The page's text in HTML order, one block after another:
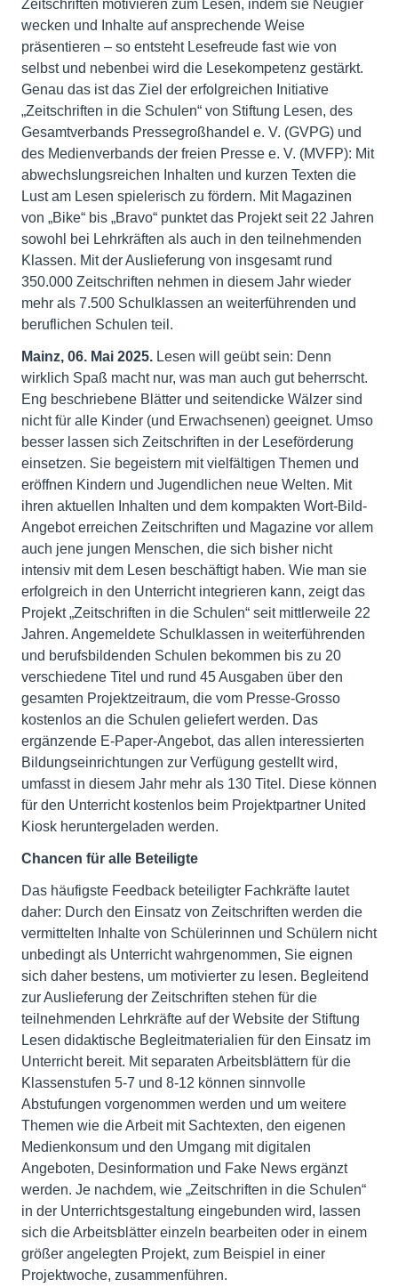
Zeitschriften motivieren zum Lesen, indem sie Neugier
wecken und Inhalte auf ansprechende Weise
präsentieren – so entsteht Lesefreude fast wie von
selbst und nebenbei wird die Lesekompetenz gestärkt.
Genau das ist das Ziel der erfolgreichen Initiative
„Zeitschriften in die Schulen“ von Stiftung Lesen, des
Gesamtverbands Pressegroßhandel e. V. (GVPG) und
des Medienverbands der freien Presse e. V. (MVFP): Mit
abwechslungsreichen Inhalten und kurzen Texten die
Lust am Lesen spielerisch zu fördern. Mit Magazinen
von „Bike“ bis „Bravo“ punktet das Projekt seit 22 Jahren
sowohl bei Lehrkräften als auch in den teilnehmenden
Klassen. Mit der Auslieferung von insgesamt rund
350.000 Zeitschriften nehmen in diesem Jahr wieder
mehr als 7.500 Schulklassen an weiterführenden und
beruflichen Schulen teil.
Mainz, 06. Mai 2025. Lesen will geübt sein: Denn
wirklich Spaß macht nur, was man auch gut beherrscht.
Eng beschriebene Blätter und seitendicke Wälzer sind
nicht für alle Kinder (und Erwachsenen) geeignet. Umso
besser lassen sich Zeitschriften in der Leseförderung
einsetzen. Sie begeistern mit vielfältigen Themen und
eröffnen Kindern und Jugendlichen neue Welten. Mit
ihren aktuellen Inhalten und dem kompakten Wort-Bild-
Angebot erreichen Zeitschriften und Magazine vor allem
auch jene jungen Menschen, die sich bisher nicht
intensiv mit dem Lesen beschäftigt haben. Wie man sie
erfolgreich in den Unterricht integrieren kann, zeigt das
Projekt „Zeitschriften in die Schulen“ seit mittlerweile 22
Jahren. Angemeldete Schulklassen in weiterführenden
und berufsbildenden Schulen bekommen bis zu 20
verschiedene Titel und rund 45 Ausgaben über den
gesamten Projektzeitraum, die vom Presse-Grosso
kostenlos an die Schulen geliefert werden. Das
ergänzende E-Paper-Angebot, das allen interessierten
Bildungseinrichtungen zur Verfügung gestellt wird,
umfasst in diesem Jahr mehr als 130 Titel. Diese können
für den Unterricht kostenlos beim Projektpartner United
Kiosk heruntergeladen werden.
Chancen für alle Beteiligte
Das häufigste Feedback beteiligter Fachkräfte lautet
daher: Durch den Einsatz von Zeitschriften werden die
vermittelten Inhalte von Schülerinnen und Schülern nicht
unbedingt als Unterricht wahrgenommen, Sie eignen
sich daher bestens, um motivierter zu lesen. Begleitend
zur Auslieferung der Zeitschriften stehen für die
teilnehmenden Lehrkräfte auf der Website der Stiftung
Lesen didaktische Begleitmaterialien für den Einsatz im
Unterricht bereit. Mit separaten Arbeitsblättern für die
Klassenstufen 5-7 und 8-12 können sinnvolle
Abstufungen vorgenommen werden und um weitere
Themen wie die Arbeit mit Sachtexten, den eigenen
Medienkonsum und den Umgang mit digitalen
Angeboten, Desinformation und Fake News ergänzt
werden. Je nachdem, wie „Zeitschriften in die Schulen“
in der Unterrichtsgestaltung eingebunden wird, lassen
sich die Arbeitsblätter einzeln bearbeiten oder in einem
größer angelegten Projekt, zum Beispiel in einer
Projektwoche, zusammenführen.